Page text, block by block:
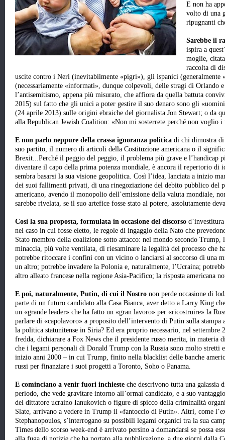
E non ha
volto di una
ripugnanti
Sarebbe il
ispira a
moglie,
raccolta di
uscite contro i Neri (inevitabilmente «pigri»), gli ispanici (generalmente
(necessariamente «informati», dunque colpevoli, delle stragi di Orlando
l’antisemitismo, appena più misurato, che affiora da quella battuta
2015) sul fatto che gli unici a poter gestire il suo denaro sono gli
(24 aprile 2013) sulle origini ebraiche del giornalista Jon Stewart; o da
alla Republican Jewish Coalition: «Non mi sosterrete perché non voglio
E non parlo neppure della crassa ignoranza politica di chi dimostra
suo partito, il numero di articoli della Costituzione americana o il
Brexit...Perché il peggio del peggio, il problema più grave e l’handicap
diventare il capo della prima potenza mondiale, è ancora il repertorio di
sembra basarsi la sua visione geopolitica. Così l’idea, lanciata a inizio
dei suoi fallimenti privati, di una rinegoziazione del debito pubblico del
americano, avendo il monopolio dell’emissione della valuta mondiale,
sarebbe rivelata, se il suo artefice fosse stato al potere, assolutamente
Così la sua proposta, formulata in occasione del discorso
nel caso in cui fosse eletto, le regole di ingaggio della Nato che
Stato membro della coalizione sotto attacco: nel mondo secondo Trump,
minaccia, più volte ventilata, di riesaminare la legalità del processo che
potrebbe ritoccare i confini con un vicino o lanciarsi al soccorso di una
un altro; potrebbe invadere la Polonia e, naturalmente, l’Ucraina;
altro alleato francese nella regione Asia-Pacifico; la risposta americana
E poi, naturalmente, Putin, di cui il Nostro non perde occasione di
parte di un futuro candidato alla Casa Bianca, aver detto a Larry King
un «grande leader» che ha fatto un «gran lavoro» per «ricostruire» la
parlare di «capolavoro» a proposito dell’intervento di Putin sulla stampa
la politica statunitense in Siria? Ed era proprio necessario, nel settembre
fredda, dichiarare a Fox News che il presidente russo merita, in materia
che i legami personali di Donald Trump con la Russia sono molto stretti
inizio anni 2000 – in cui Trump, finito nella blacklist delle banche
russi per finanziare i suoi progetti a Toronto, Soho o Panama.
E cominciano a venir fuori inchieste che descrivono tutta una galassia
periodo, che vede gravitare intorno all’ormai candidato, e a suo
del dittatore ucraino Ianukovich o figure di spicco della criminalità
Slate, arrivano a vedere in Trump il «fantoccio di Putin». Altri, come
Stephanopoulos, s’interrogano su possibili legami organici tra la sua
Times dello scorso week-end è arrivato persino a domandarsi se possa